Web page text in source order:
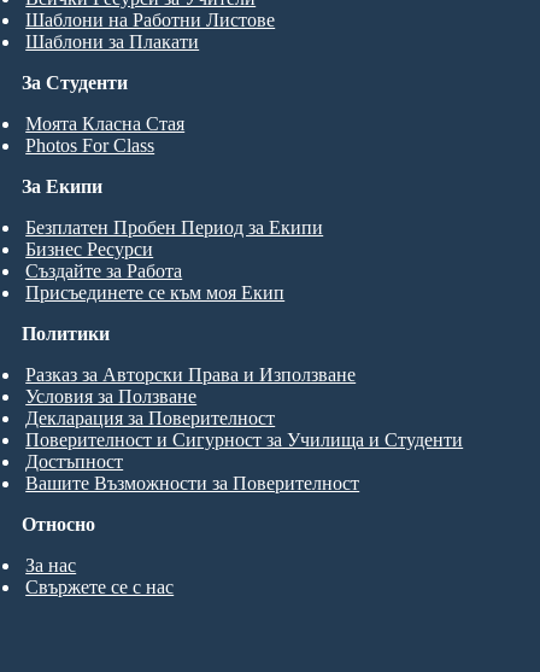
За Студенти
Моята Класна Стая
Photos For Class
Шаблони на Работни Листове
Шаблони за Плакати
За Екипи
Безплатен Пробен Период за Екипи
Бизнес Ресурси
Създайте за Работа
Присъединете се към моя Екип
Относно
За нас
Свържете се с нас
Политики
Разказ за Авторски Права и Използване
Условия за Ползване
Декларация за Поверителност
Поверителност и Сигурност за Училища и Студенти
Достъпност
Вашите Възможности за Поверителност